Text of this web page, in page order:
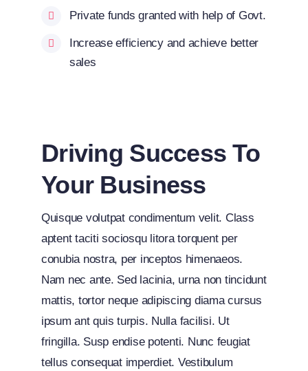
Private funds granted with help of Govt.
Increase efficiency and achieve better
sales
Driving Success To
Your Business
Quisque volutpat condimentum velit. Class
aptent taciti sociosqu litora torquent per
conubia nostra, per inceptos himenaeos.
Nam nec ante. Sed lacinia, urna non tincidunt
mattis, tortor neque adipiscing diama cursus
ipsum ant quis turpis. Nulla facilisi. Ut
fringilla. Susp endise potenti. Nunc feugiat
tellus consequat imperdiet. Vestibulum